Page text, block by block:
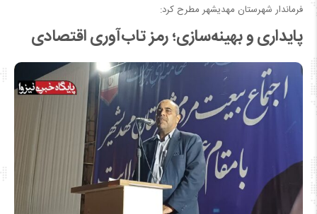
فرماندار شهرستان مهدیشهر مطرح کرد:
پایداری و بهینه‌سازی؛ رمز تاب‌آوری اقتصادی